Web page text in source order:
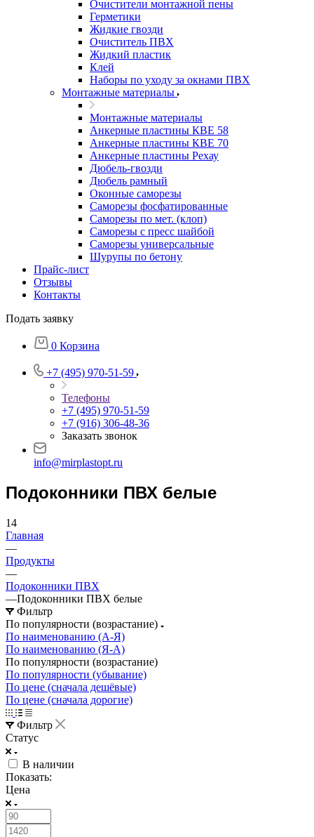
Очистители монтажной пены
Герметики
Жидкие гвозди
Очиститель ПВХ
Жидкий пластик
Клей
Наборы по уходу за окнами ПВХ
Монтажные материалы
Монтажные материалы
Анкерные пластины КВЕ 58
Анкерные пластины КВЕ 70
Анкерные пластины Рехау
Дюбель-гвозди
Дюбель рамный
Оконные саморезы
Саморезы фосфатированные
Саморезы по мет. (клоп)
Саморезы с пресс шайбой
Саморезы универсальные
Шурупы по бетону
Прайс-лист
Отзывы
Контакты
Подать заявку
0 Корзина
+7 (495) 970-51-59
Телефоны
+7 (495) 970-51-59
+7 (916) 306-48-36
Заказать звонок
info@mirplastopt.ru
Подоконники ПВХ белые
14
Главная
—
Продукты
—
Подоконники ПВХ
—Подоконники ПВХ белые
Фильтр
По популярности (возрастание)
По наименованию (А-Я)
По наименованию (Я-А)
По популярности (возрастание)
По популярности (убывание)
По цене (сначала дешёвые)
По цене (сначала дорогие)
Фильтр
Статус
В наличии
Показать:
Цена